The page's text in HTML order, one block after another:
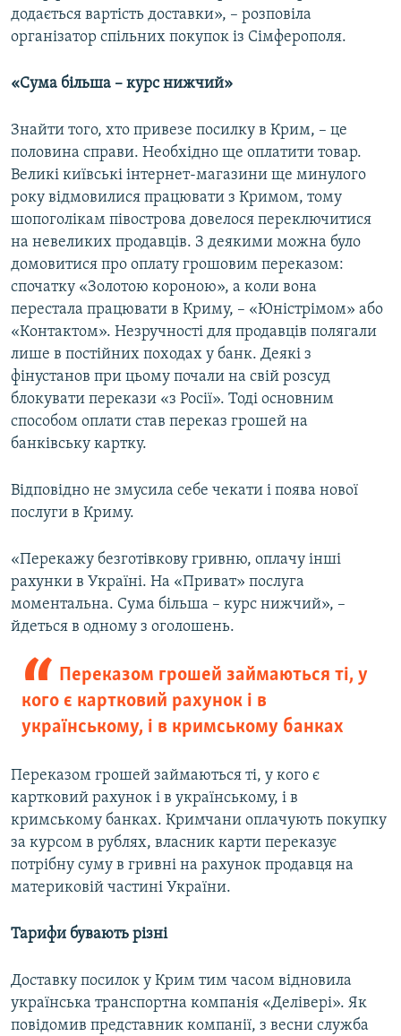
додається вартість доставки», – розповіла
організатор спільних покупок із Сімферополя.
«Сума більша – курс нижчий»
Знайти того, хто привезе посилку в Крим, – це
половина справи. Необхідно ще оплатити товар.
Великі київські інтернет-магазини ще минулого
року відмовилися працювати з Кримом, тому
шопоголікам півострова довелося переключитися
на невеликих продавців. З деякими можна було
домовитися про оплату грошовим переказом:
спочатку «Золотою короною», а коли вона
перестала працювати в Криму, – «Юністрімом» або
«Контактом». Незручності для продавців полягали
лише в постійних походах у банк. Деякі з
фінустанов при цьому почали на свій розсуд
блокувати перекази «з Росії». Тоді основним
способом оплати став переказ грошей на
банківську картку.
Відповідно не змусила себе чекати і поява нової
послуги в Криму.
«Перекажу безготівкову гривню, оплачу інші
рахунки в Україні. На «Приват» послуга
моментальна. Сума більша – курс нижчий», –
йдеться в одному з оголошень.
Переказом грошей займаються ті, у
кого є картковий рахунок і в
українському, і в кримському банках
Переказом грошей займаються ті, у кого є
картковий рахунок і в українському, і в
кримському банках. Кримчани оплачують покупку
за курсом в рублях, власник карти переказує
потрібну суму в гривні на рахунок продавця на
материковій частині України.
Тарифи бувають різні
Доставку посилок у Крим тим часом відновила
українська транспортна компанія «Делівері». Як
повідомив представник компанії, з весни служба